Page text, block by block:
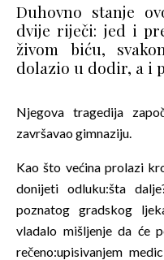
Duhovno stanje
dvije riječi: jed i
živom biću,
dolazio u dodir, a i
Njegova tragedija
završavao gimnaziju.
Kao što većina prolazi
donijeti odluku:šta
poznatog gradskog
vladalo mišljenje da će
rečeno:upisivanjem